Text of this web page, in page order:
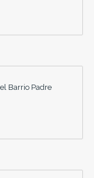
Barrio Padre